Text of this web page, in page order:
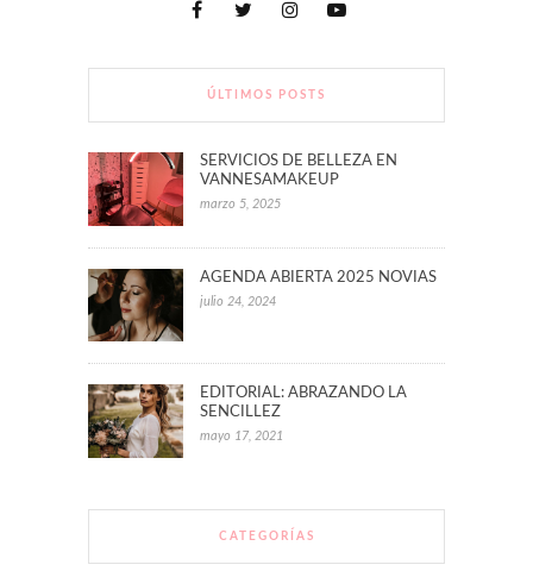
ÚLTIMOS POSTS
SERVICIOS DE BELLEZA EN
VANNESAMAKEUP
marzo 5, 2025
AGENDA ABIERTA 2025 NOVIAS
julio 24, 2024
EDITORIAL: ABRAZANDO LA
SENCILLEZ
mayo 17, 2021
CATEGORÍAS